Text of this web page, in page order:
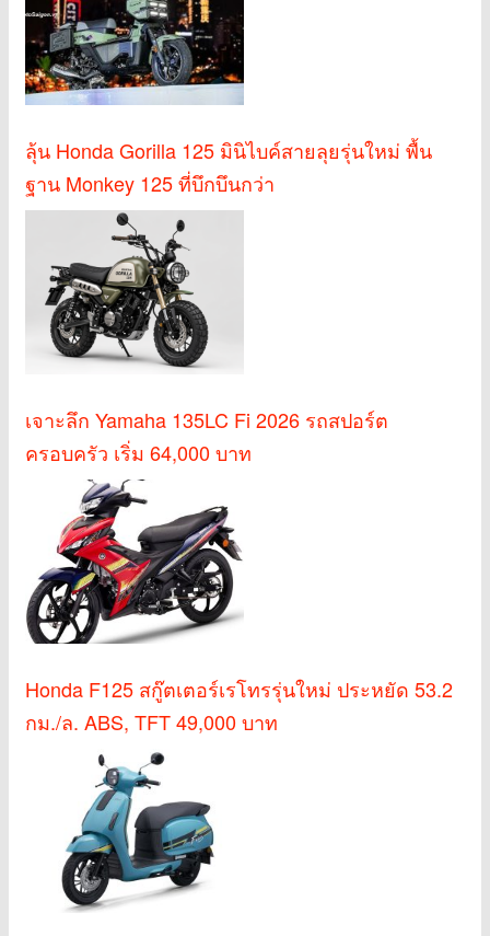
ลุ้น Honda Gorilla 125 มินิไบค์สายลุยรุ่นใหม่ พื้น
ฐาน Monkey 125 ที่บึกบึนกว่า
เจาะลึก Yamaha 135LC Fi 2026 รถสปอร์ต
ครอบครัว เริ่ม 64,000 บาท
Honda F125 สกู๊ตเตอร์เรโทรรุ่นใหม่ ประหยัด 53.2
กม./ล. ABS, TFT 49,000 บาท